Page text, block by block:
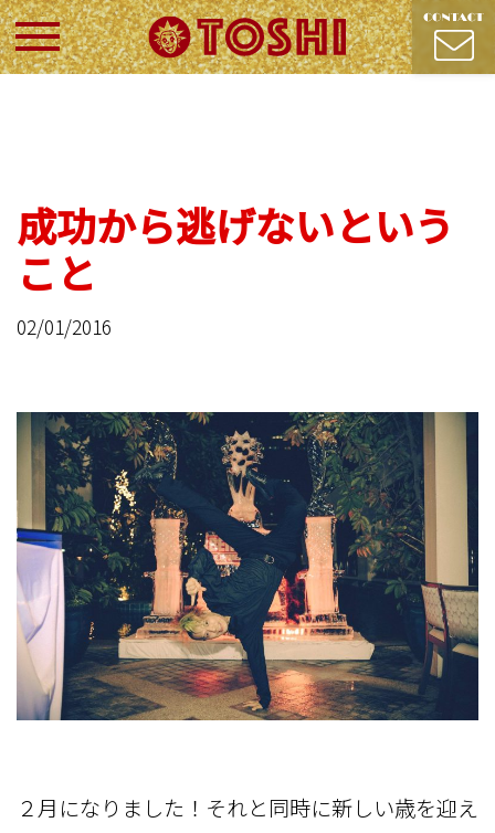
成功から逃げないという
こと
02/01/2016
２月になりました！それと同時に新しい歳を迎え